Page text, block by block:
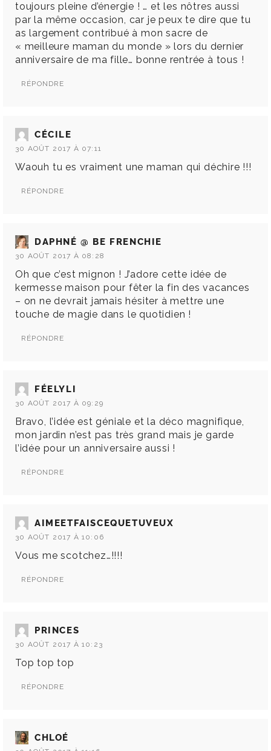
toujours pleine d’énergie ! … et les nôtres aussi
par la même occasion, car je peux te dire que tu
as largement contribué à mon sacre de
« meilleure maman du monde » lors du dernier
anniversaire de ma fille… bonne rentrée à tous !
RÉPONDRE
CÉCILE
30 AOÛT 2017 À 07:11
Waouh tu es vraiment une maman qui déchire !!!
RÉPONDRE
DAPHNÉ @ BE FRENCHIE
30 AOÛT 2017 À 08:28
Oh que c’est mignon ! J’adore cette idée de
kermesse maison pour fêter la fin des vacances
– on ne devrait jamais hésiter à mettre une
touche de magie dans le quotidien !
RÉPONDRE
FÉELYLI
30 AOÛT 2017 À 09:29
Bravo, l’idée est géniale et la déco magnifique,
mon jardin n’est pas très grand mais je garde
l’idée pour un anniversaire aussi !
RÉPONDRE
AIMEETFAISCEQUETUVEUX
30 AOÛT 2017 À 10:06
Vous me scotchez…!!!!
RÉPONDRE
PRINCES
30 AOÛT 2017 À 10:23
Top top top
RÉPONDRE
CHLOÉ